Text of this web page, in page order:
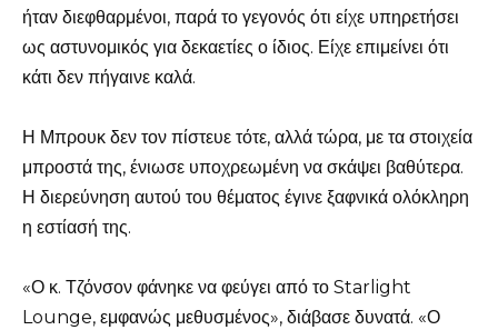
ήταν διεφθαρμένοι, παρά το γεγονός ότι είχε υπηρετήσει
ως αστυνομικός για δεκαετίες ο ίδιος. Είχε επιμείνει ότι
κάτι δεν πήγαινε καλά.
Η Μπρουκ δεν τον πίστευε τότε, αλλά τώρα, με τα στοιχεία
μπροστά της, ένιωσε υποχρεωμένη να σκάψει βαθύτερα.
Η διερεύνηση αυτού του θέματος έγινε ξαφνικά ολόκληρη
η εστίασή της.
«Ο κ. Τζόνσον φάνηκε να φεύγει από το Starlight
Lounge, εμφανώς μεθυσμένος», διάβασε δυνατά. «Ο